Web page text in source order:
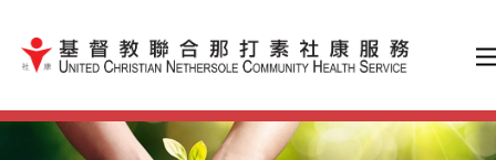
跳到内容（按输入键）